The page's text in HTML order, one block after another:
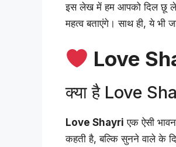
इस लेख में हम आपको दिल छू
महत्व बताएंगे। साथ ही, ये भी
Love
क्या है Love
Love Shayri एक ऐसी
कहती है, बल्कि सुनने वाले के